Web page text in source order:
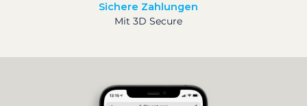
Sichere Zahlungen
Mit 3D Secure